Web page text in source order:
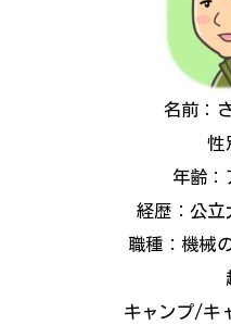
名前：
性
年齢：
経歴：公立
職種：機械
キャンプ/キ